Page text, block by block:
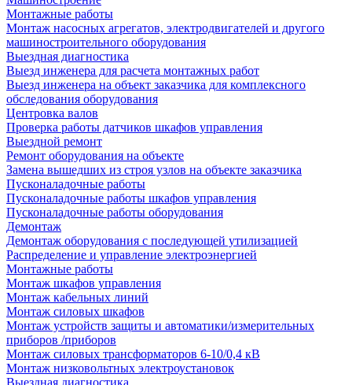
Монтажные работы
Монтаж насосных агрегатов, электродвигателей и другого
машиностроительного оборудования
Выездная диагностика
Выезд инженера для расчета монтажных работ
Выезд инженера на объект заказчика для комплексного
обследования оборудования
Центровка валов
Проверка работы датчиков шкафов управления
Выездной ремонт
Ремонт оборудования на объекте
Замена вышедших из строя узлов на объекте заказчика
Пусконаладочные работы
Пусконаладочные работы шкафов управления
Пусконаладочные работы оборудования
Демонтаж
Демонтаж оборудования с последующей утилизацией
Распределение и управление электроэнергией
Монтажные работы
Монтаж шкафов управления
Монтаж кабельных линий
Монтаж силовых шкафов
Монтаж устройств защиты и автоматики/измерительных
приборов /приборов
Монтаж силовых трансформаторов 6-10/0,4 кВ
Монтаж низковольтных электроустановок
Выездная диагностика